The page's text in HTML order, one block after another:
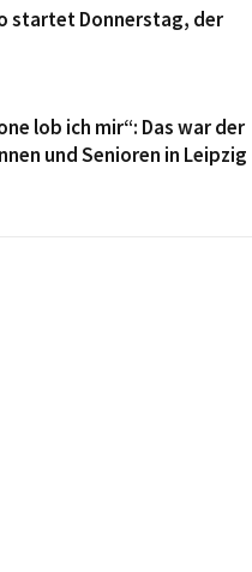
startet Donnerstag, der
lob ich mir“: Das war der
und Senioren in Leipzig